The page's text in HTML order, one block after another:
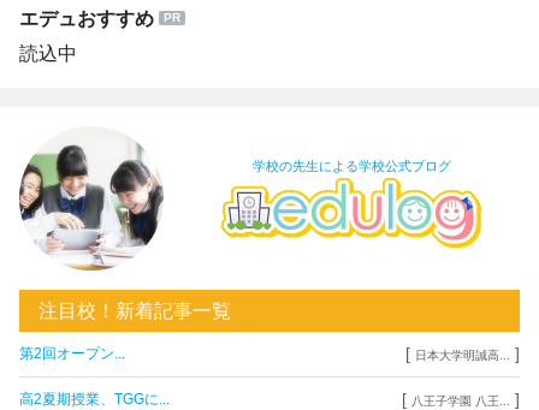
エデュおすすめ
読込中
学校の先生による学校公式ブログ
注目校！新着記事一覧
第2回オープン... [ 日本大学明誠高... ]
高2夏期授業、TGGに... [ 八王子学園 八王... ]